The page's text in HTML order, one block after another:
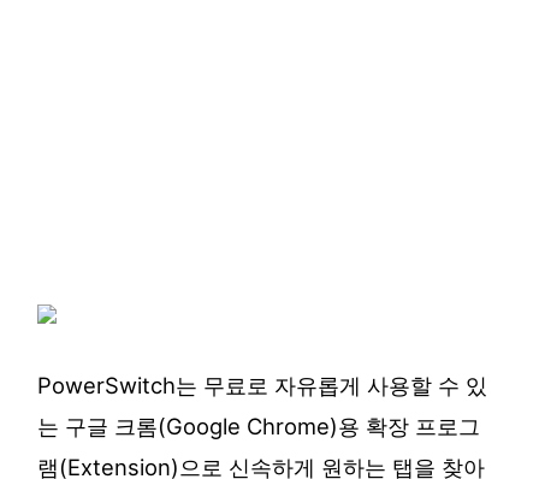
PowerSwitch는 무료로 자유롭게 사용할 수 있
는 구글 크롬(Google Chrome)용 확장 프로그
램(Extension)으로 신속하게 원하는 탭을 찾아